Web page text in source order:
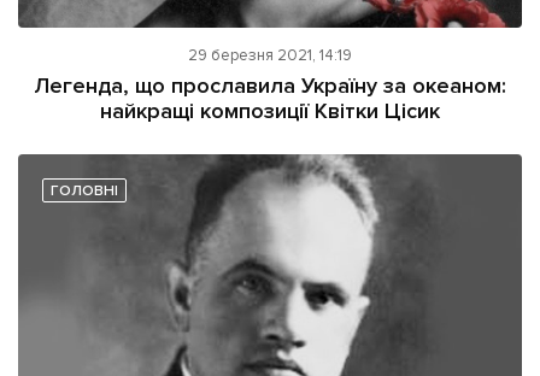
29 березня 2021, 14:19
Легенда, що прославила Україну за океаном:
найкращі композиції Квітки Цісик
ГОЛОВНІ